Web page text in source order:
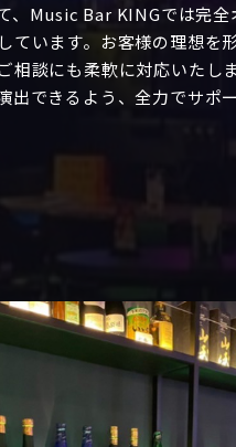
、Music Bar KINGでは完全
ています。お客様の理想を
相談にも柔軟に対応いたし
出できるよう、全力でサポー